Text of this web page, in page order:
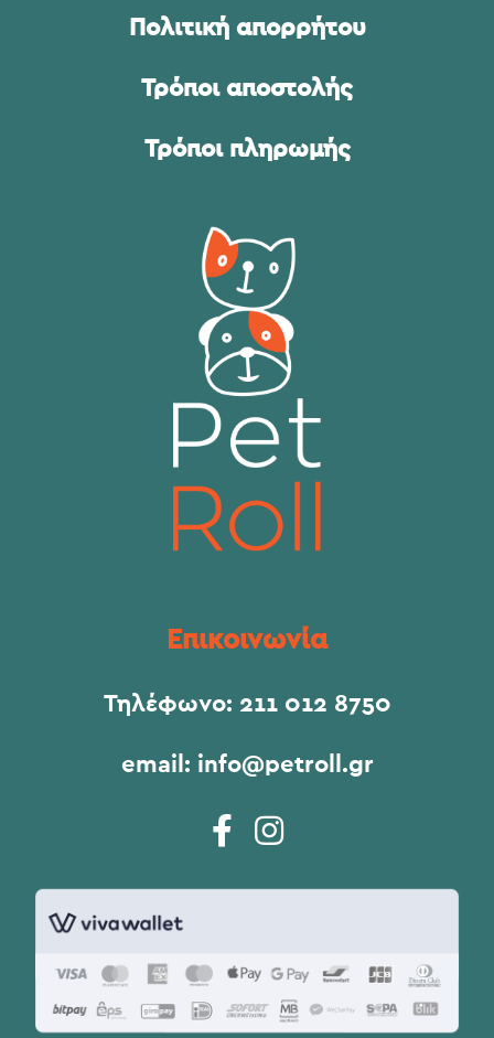
Πολιτική απορρήτου
Τρόποι αποστολής
Τρόποι πληρωμής
Επικοινωνία
Τηλέφωνο: 211 012 8750
email: info@petroll.gr